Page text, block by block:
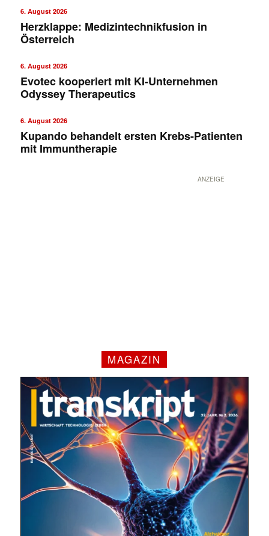
6. August 2026
Herzklappe: Medizintechnikfusion in
Österreich
6. August 2026
Evotec kooperiert mit KI-Unternehmen
Odyssey Therapeutics
6. August 2026
Kupando behandelt ersten Krebs-Patienten
mit Immuntherapie
ANZEIGE
MAGAZIN